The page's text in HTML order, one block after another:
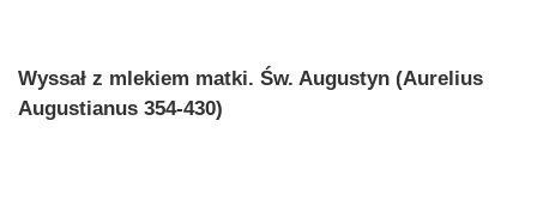
Wyssał z mlekiem matki. Św. Augustyn (Aurelius
Augustianus 354-430)